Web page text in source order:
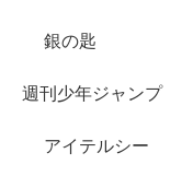
銀の匙
週刊少年ジャンプ
アイテルシー